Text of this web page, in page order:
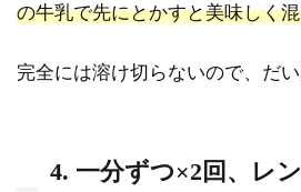
の牛乳で先にとかすと美味しく
完全には溶け切らないので、だい
4. 一分ずつ×2回、レ